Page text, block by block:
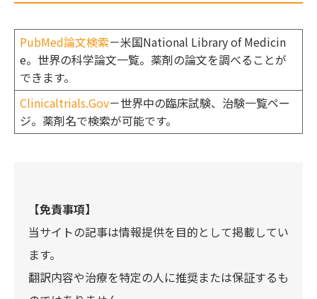
PubMed論文検索－米国National Library of Medicin
e。世界の科学論文一覧。薬剤の論文を調べることが
できます。
Clinicaltrials.Gov－世界中の臨床試験、治験一覧ペー
ジ。薬剤名で検索が可能です。
【免責事項】
当サイトの記事は情報提供を目的として掲載してい
ます。
翻訳内容や治療を特定の人に推奨または保証するも